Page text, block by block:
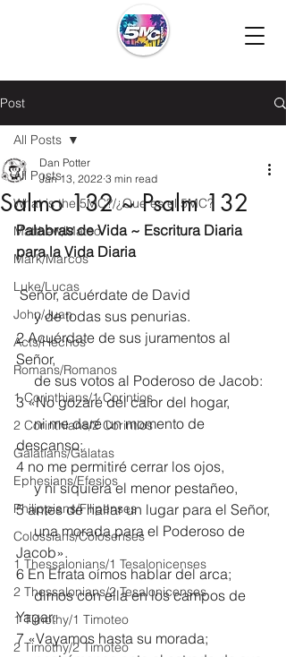
Post
All Posts
What is the 5MC?/¿Que es el 5MC?
Matthew/Mateo
Mark/Marcos
Luke/Lucas
John/Juan
Acts/Hechos
Romans/Romanos
1 Corinthians/1 Corintios
2 Corinthians/2 Corintios
Galatians/Gálatas
Ephesians/Efesios
Philippians/Filipenses
Colossians/Colosenses
1 Thessalonians/1 Tesalonicenses
2 Thessalonians/2 Tesalonicenses
1 Timothy/1 Timoteo
2 Timothy/2 Timoteo
All Posts
Salmo 132 ~ Psalm 132
Dan Potter
Jan 13, 2022 3 min read
Palabras de Vida ~ Escritura Diaria
para la Vida Diaria
Señor, acuérdate de David
     y de todas sus penurias.
2 Acuérdate de sus juramentos al
Señor,
     de sus votos al Poderoso de Jacob:
3 «No gozaré del calor del hogar,
     ni me daré un momento de
descanso;
4 no me permitiré cerrar los ojos,
     y ni siquiera el menor pestañeo,
5 antes de hallar un lugar para el Señor,
     una morada para el Poderoso de
Jacob».
6 En Efrata oímos hablar del arca;
     dimos con ella en los campos de
Yagar:
7 «Vayamos hasta su morada;